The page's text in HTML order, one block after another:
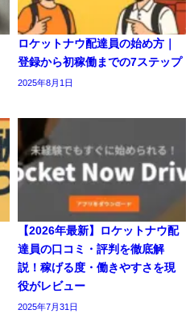
ロケットナウ配達員の始め方｜
登録から初稼働までの7ステップ
2025年8月1日
【2026年最新】ロケットナウ配
達員の口コミ・評判を徹底解
説！稼げる度・働きやすさを現
役がレビュー
2025年7月31日